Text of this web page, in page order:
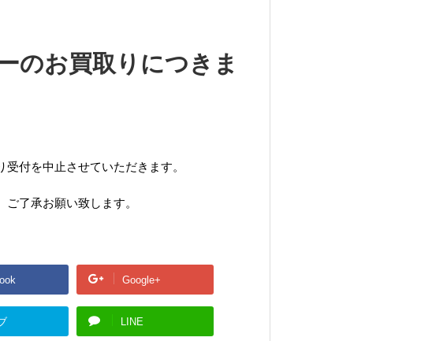
のお買取りにつきま
付を中止させていただきます。
了承お願い致します。
Google+
LINE